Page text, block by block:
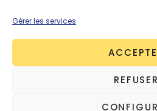
Gérer les services
REFUSER
Conditions
Mentions légales
Gestion des